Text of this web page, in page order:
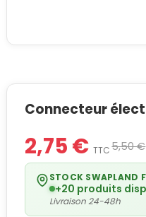
Connecteur
2,75 € TTC5,50 €
STOCK SWAPLAND
+20 produits
Livraison 24-48h